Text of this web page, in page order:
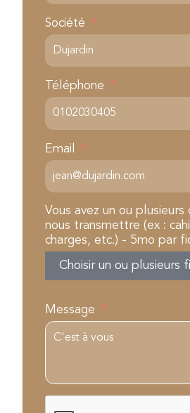
Société
Téléphone
Email
Vous avez un ou plusieurs
nous transmettre (ex :
charges, etc.) - 5mo par
Choisir un ou plusieurs
Message